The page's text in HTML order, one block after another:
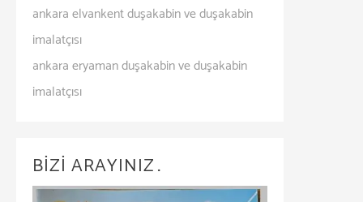
ankara elvankent duşakabin ve duşakabin
imalatçısı
ankara eryaman duşakabin ve duşakabin
imalatçısı
BİZİ ARAYINIZ…